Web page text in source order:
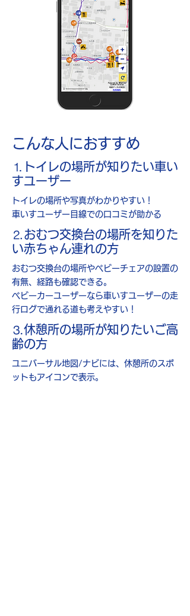
​こんな人におすすめ
⒈トイレの場所が知りたい車い
すユーザー
トイレの場所や写真がわかりやすい！
​車いすユーザー目線での口コミが助かる
⒉おむつ交換台の場所を知りた
い赤ちゃん連れの方
おむつ交換台の場所やベビーチェアの設置の
有無、経路も確認できる。
ベビーカーユーザーなら車いすユーザーの走
行ログで​通れる道も考えやすい！
⒊​休憩所の場所が知りたいご高
齢の方
ユニバーサル地図/ナビには、休憩所のスポ
ットもアイコンで表示。